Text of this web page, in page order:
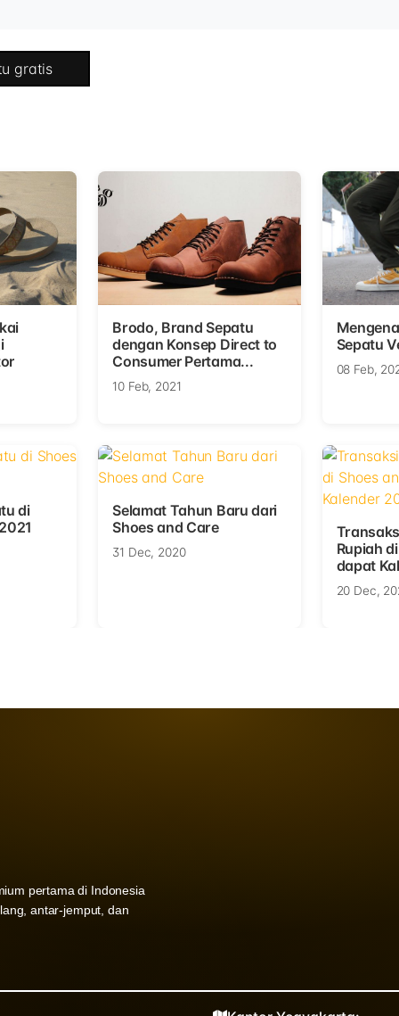
gratis
Brodo, Brand Sepatu
dengan Konsep Direct to
Consumer Pertama...
10 Feb, 2021
Sepatu
08 Feb,
di
Selamat Tahun Baru dari
Shoes and Care
31 Dec, 2020
Rupiah
dapat
20 Dec,
pertama di Indonesia
antar-jemput, dan